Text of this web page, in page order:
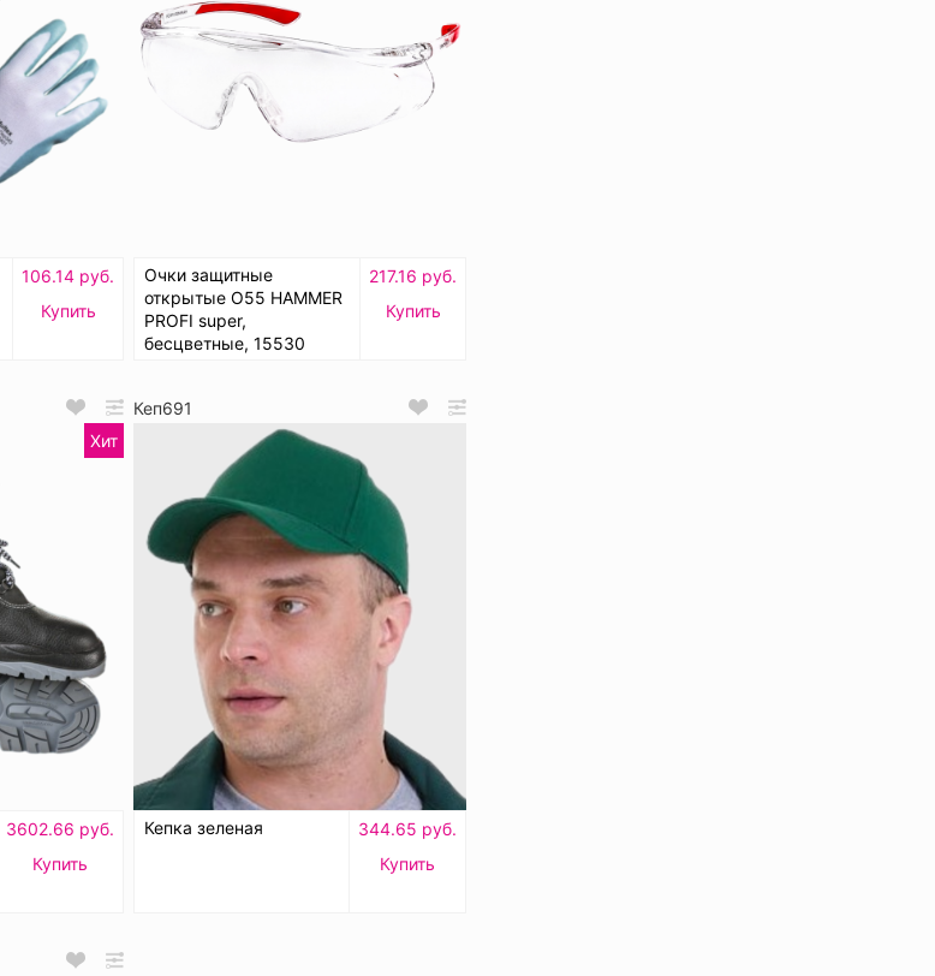
106.14 руб.
Купить
Очки защитные
открытые О55 HAMMER
PROFI super,
бесцветные, 15530
217.16 руб.
Купить
Хит
3602.66 руб.
Купить
Кеп691
Кепка зеленая
344.65 руб.
Купить